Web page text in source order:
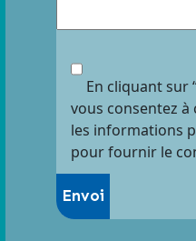
En cliquant sur
vous consentez à
les informations
pour fournir le